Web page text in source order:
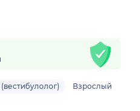
Взрослый